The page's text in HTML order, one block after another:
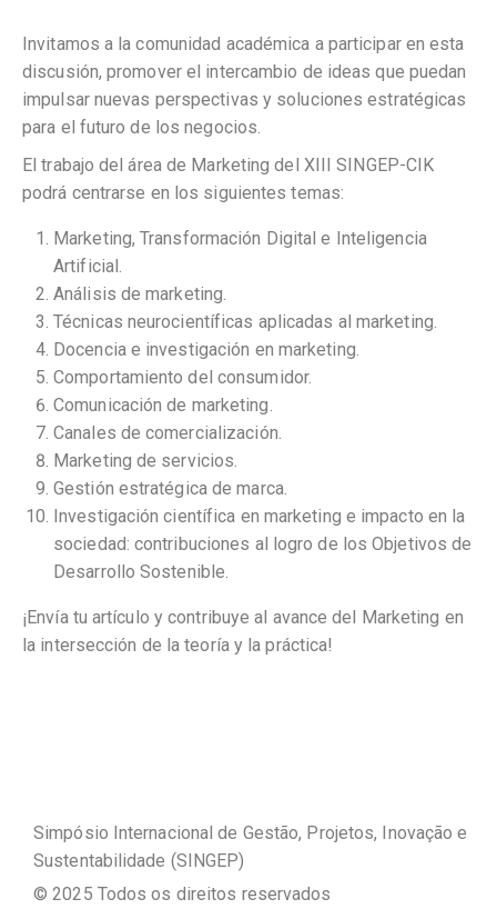
Invitamos a la comunidad académica a participar en esta
discusión, promover el intercambio de ideas que puedan
impulsar nuevas perspectivas y soluciones estratégicas
para el futuro de los negocios.
El trabajo del área de Marketing del XIII SINGEP-CIK
podrá centrarse en los siguientes temas:
Marketing, Transformación Digital e Inteligencia
Artificial.
Análisis de marketing.
Técnicas neurocientíficas aplicadas al marketing.
Docencia e investigación en marketing.
Comportamiento del consumidor.
Comunicación de marketing.
Canales de comercialización.
Marketing de servicios.
Gestión estratégica de marca.
Investigación científica en marketing e impacto en la
sociedad: contribuciones al logro de los Objetivos de
Desarrollo Sostenible.
¡Envía tu artículo y contribuye al avance del Marketing en
la intersección de la teoría y la práctica!
Simpósio Internacional de Gestão, Projetos, Inovação e
Sustentabilidade (SINGEP)
© 2025 Todos os direitos reservados